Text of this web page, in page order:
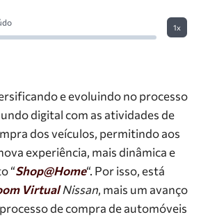
1x
e evoluindo no processo
digital com as atividades de
dos veículos, permitindo aos
experiência, mais dinâmica e
“Shop@Home“. Por isso, está
VirtualNissan, mais um avanço
de compra de automóveis